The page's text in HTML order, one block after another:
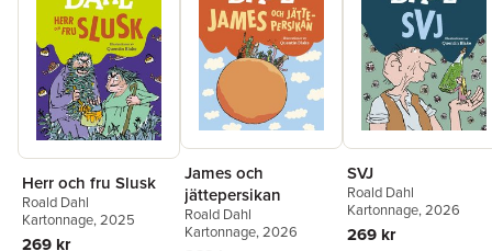
Herr och fru Slusk
Roald Dahl
Kartonnage, 2025
269 kr
James och
jättepersikan
Roald Dahl
Kartonnage, 2026
SVJ
Roald Dahl
Kartonnage, 2026
269 kr